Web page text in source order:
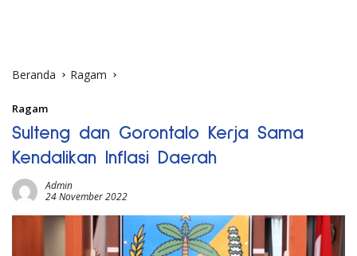
Beranda Ragam
Ragam
Sulteng dan Gorontalo Kerja Sama
Kendalikan Inflasi Daerah
Admin
24 November 2022